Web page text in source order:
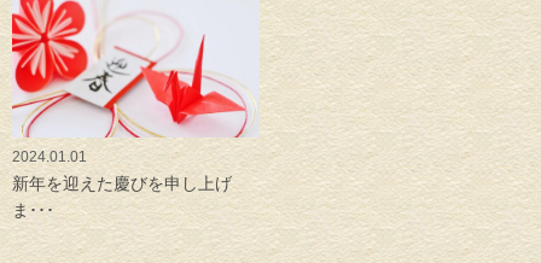
2024.01.01
新年を迎えた慶びを申し上げ
ま･･･